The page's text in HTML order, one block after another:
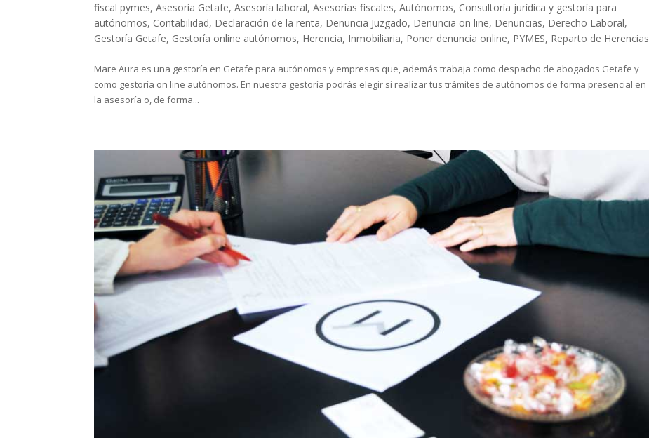
fiscal pymes,Asesoría Getafe,Asesoría laboral,Asesorías fiscales,Autónomos, Consultoría jurídica y gestoría para
autónomos, Contabilidad, Declaración de la renta, Denuncia Juzgado, Denuncia on line, Denuncias, Derecho Laboral,
Gestoría Getafe, Gestoría online autónomos, Herencia, Inmobiliaria, Poner denuncia online, PYMES, Reparto de Herencias
Mare Aura es una gestoría en Getafe para autónomos y empresas que, además trabaja como despacho de abogados Getafe y
como gestoría on line autónomos. En nuestra gestoría podrás elegir si realizar tus trámites de autónomos de forma presencial en
la asesoría o, de forma...